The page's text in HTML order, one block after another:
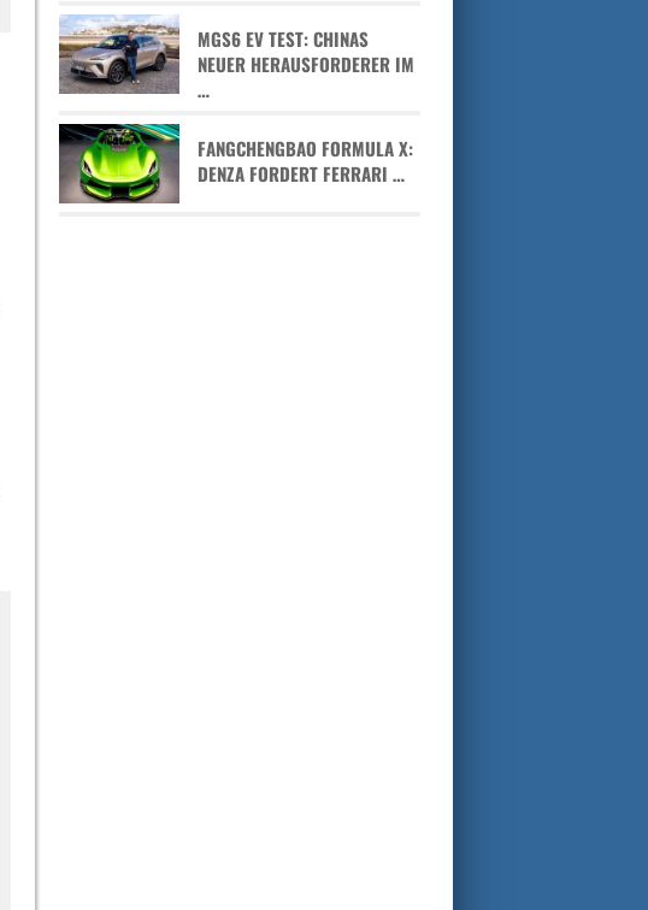
MGS6 EV TEST: CHINAS
NEUER HERAUSFORDERER IM
…
FANGCHENGBAO FORMULA X:
DENZA FORDERT FERRARI …